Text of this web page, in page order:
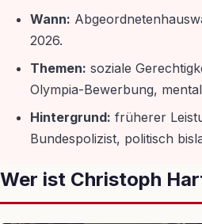
Wann:
2026.
Themen: soziale
Olympia-Bewerbung,
Hintergrund: früherer
Bundespolizist, politisch
Wer ist Christoph